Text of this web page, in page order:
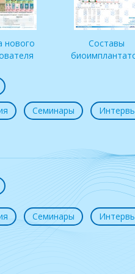
нового
Составы
Семинары
Семинары